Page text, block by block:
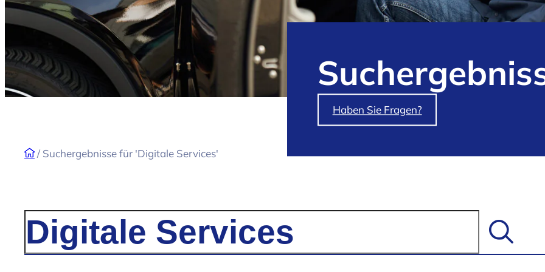
Haben Sie Fragen?
/ Suchergebnisse für 'Digitale Services'